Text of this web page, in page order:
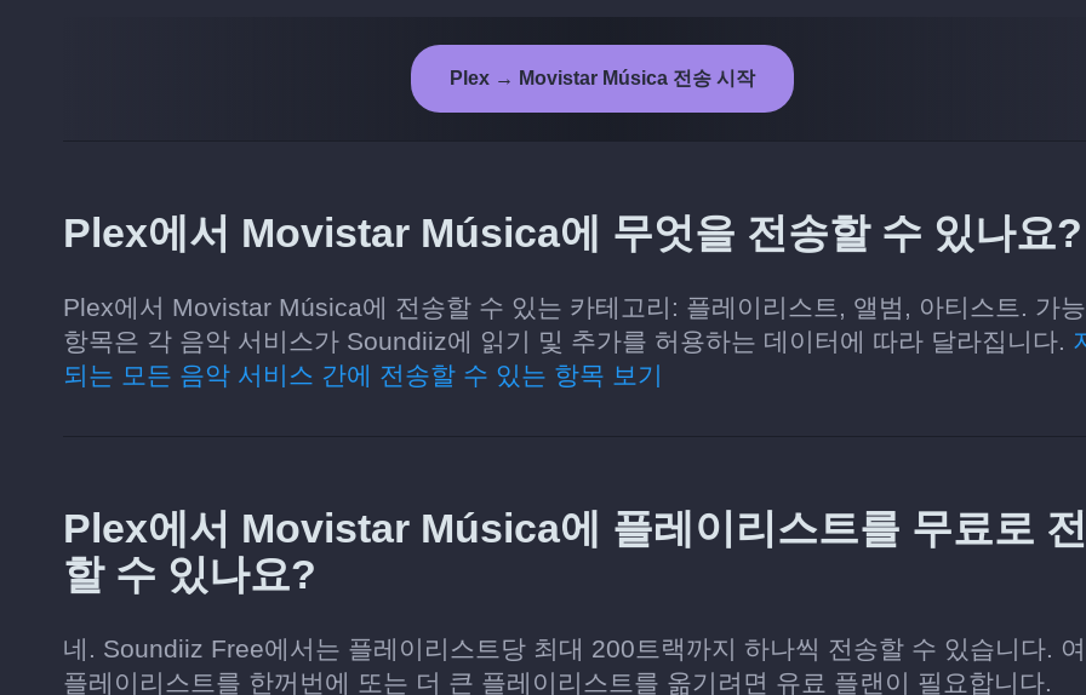
Plex → Movistar Música 전송 시작
Plex에서 Movistar Música에 무엇을 전송할 수 있나요?
Plex에서 Movistar Música에 전송할 수 있는 카테고리: 플레이리스트, 앨범, 아티스트. 가
항목은 각 음악 서비스가 Soundiiz에 읽기 및 추가를 허용하는 데이터에 따라 달라집니다.
되는 모든 음악 서비스 간에 전송할 수 있는 항목 보기
Plex에서 Movistar Música에 플레이리스트를 무료로
할 수 있나요?
네. Soundiiz Free에서는 플레이리스트당 최대 200트랙까지 하나씩 전송할 수 있습니다.
플레이리스트를 한꺼번에 또는 더 큰 플레이리스트를 옮기려면 유료 플랜이 필요합니다.